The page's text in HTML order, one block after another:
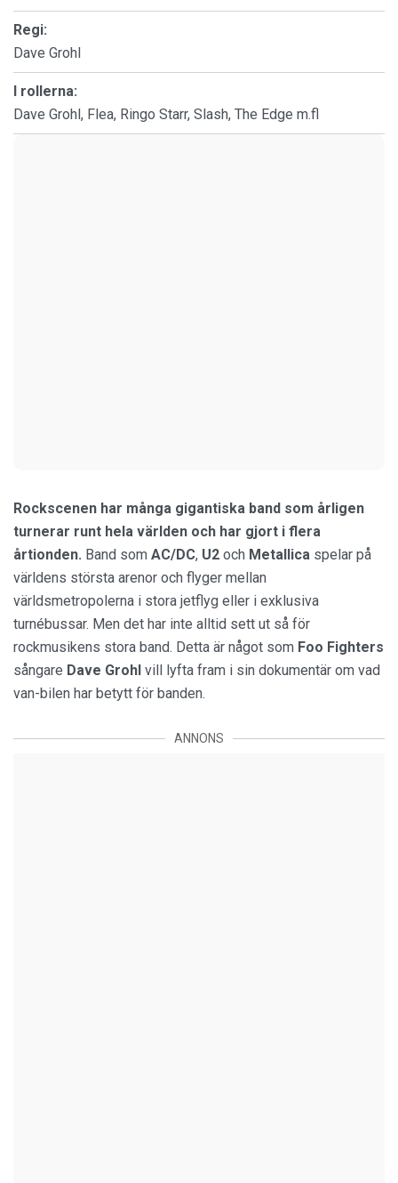
Regi:
Dave Grohl
I rollerna:
Dave Grohl, Flea, Ringo Starr, Slash, The Edge m.fl
Rockscenen har många gigantiska band som årligen
turnerar runt hela världen och har gjort i flera
årtionden. Band som AC/DC, U2 och Metallica spelar på
världens största arenor och flyger mellan
världsmetropolerna i stora jetflyg eller i exklusiva
turnébussar. Men det har inte alltid sett ut så för
rockmusikens stora band. Detta är något som Foo Fighters
sångare Dave Grohl vill lyfta fram i sin dokumentär om vad
van-bilen har betytt för banden.
ANNONS